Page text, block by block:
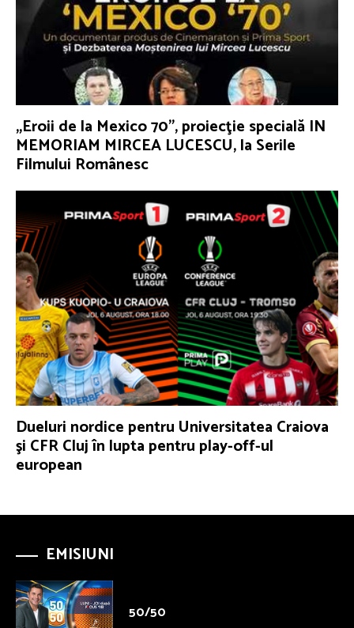
„Eroii de la Mexico 70”, proiecţie specială IN
MEMORIAM MIRCEA LUCESCU, la Serile
Filmului Românesc
Dueluri nordice pentru Universitatea Craiova
şi CFR Cluj în lupta pentru play-off-ul
european
EMISIUNI
50/50